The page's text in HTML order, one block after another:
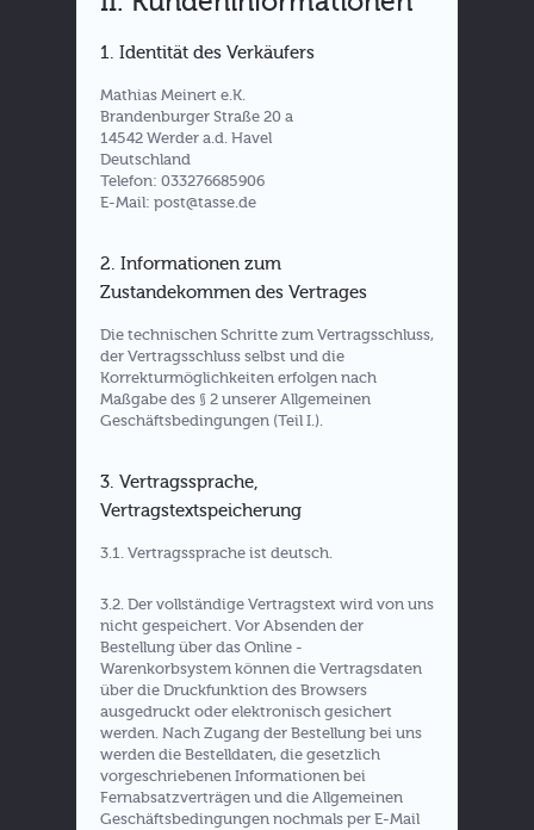
1. Identität des Verkäufers
Mathias Meinert e.K.
Brandenburger Straße 20 a
14542 Werder a.d. Havel
Deutschland
Telefon: 033276685906
E-Mail: post@tasse.de
2. Informationen zum
Zustandekommen des Vertrages
Die technischen Schritte zum Vertragsschluss,
der Vertragsschluss selbst und die
Korrekturmöglichkeiten erfolgen nach
Maßgabe des § 2 unserer Allgemeinen
Geschäftsbedingungen (Teil I.).
3. Vertragssprache,
Vertragstextspeicherung
3.1. Vertragssprache ist deutsch.
3.2. Der vollständige Vertragstext wird von uns
nicht gespeichert. Vor Absenden der
Bestellung über das Online -
Warenkorbsystem können die Vertragsdaten
über die Druckfunktion des Browsers
ausgedruckt oder elektronisch gesichert
werden. Nach Zugang der Bestellung bei uns
werden die Bestelldaten, die gesetzlich
vorgeschriebenen Informationen bei
Fernabsatzverträgen und die Allgemeinen
Geschäftsbedingungen nochmals per E-Mail